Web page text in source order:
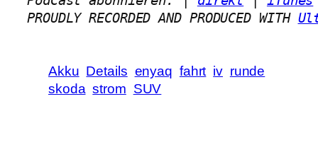
PROUDLY RECORDED AND PRODUCED WITH
Akku Details enyaq fahrt iv runde
skoda strom SUV